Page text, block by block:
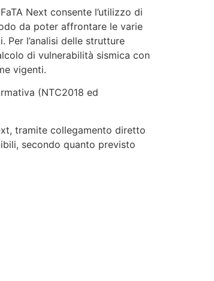
Next consente l’utilizzo di
da poter affrontare le varie
l’analisi delle strutture
di vulnerabilità sismica con
vigenti.
(NTC2018 ed
tramite collegamento diretto
secondo quanto previsto